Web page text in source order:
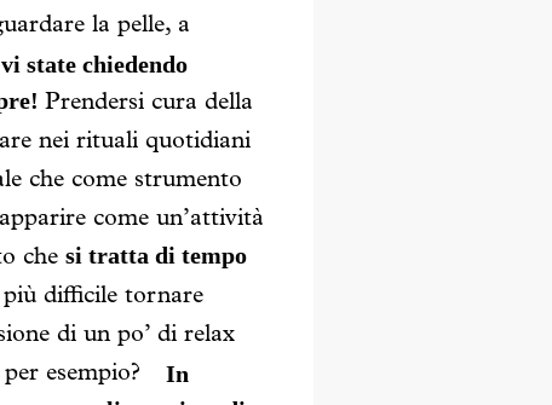
la pelle, a
vi state chiedendo
Prendersi cura della
nei rituali quotidiani
che come strumento
come un’attività
chesi tratta di tempo
più difficile tornare
di un po’ di relax
esempio?
In